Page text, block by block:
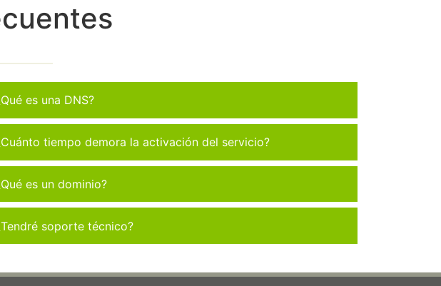
es una DNS?
tiempo demora la activación del servicio?
es un dominio?
soporte técnico?